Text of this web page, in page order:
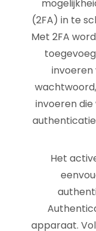
(2FA) in te
Met 2FA
invoeren
invoeren
Het
apparaat.